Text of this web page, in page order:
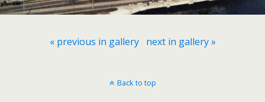
« previous in gallery next in gallery »
Back to top